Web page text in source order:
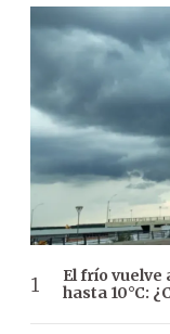
El frío vuelve
hasta 10°C: